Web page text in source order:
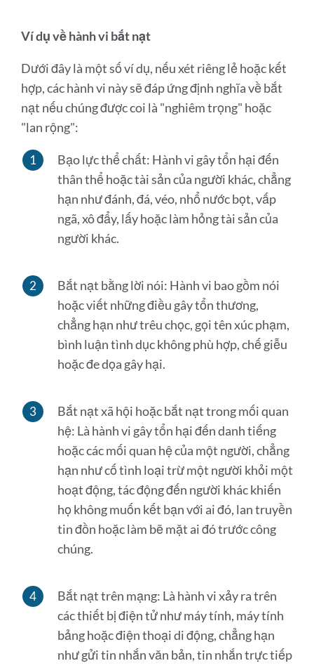
Ví dụ về hành vi bắt nạt
Dưới đây là một số ví dụ, nếu xét riêng lẻ hoặc kết
hợp, các hành vi này sẽ đáp ứng định nghĩa về bắt
nạt nếu chúng được coi là "nghiêm trọng" hoặc
"lan rộng":
Bạo lực thể chất: Hành vi gây tổn hại đến
thân thể hoặc tài sản của người khác, chẳng
hạn như đánh, đá, véo, nhổ nước bọt, vấp
ngã, xô đẩy, lấy hoặc làm hỏng tài sản của
người khác.
Bắt nạt bằng lời nói: Hành vi bao gồm nói
hoặc viết những điều gây tổn thương,
chẳng hạn như trêu chọc, gọi tên xúc phạm,
bình luận tình dục không phù hợp, chế giễu
hoặc đe dọa gây hại.
Bắt nạt xã hội hoặc bắt nạt trong mối quan
hệ: Là hành vi gây tổn hại đến danh tiếng
hoặc các mối quan hệ của một người, chẳng
hạn như cố tình loại trừ một người khỏi một
hoạt động, tác động đến người khác khiến
họ không muốn kết bạn với ai đó, lan truyền
tin đồn hoặc làm bẽ mặt ai đó trước công
chúng.
Bắt nạt trên mạng: Là hành vi xảy ra trên
các thiết bị điện tử như máy tính, máy tính
bảng hoặc điện thoại di động, chẳng hạn
như gửi tin nhắn văn bản, tin nhắn trực tiếp